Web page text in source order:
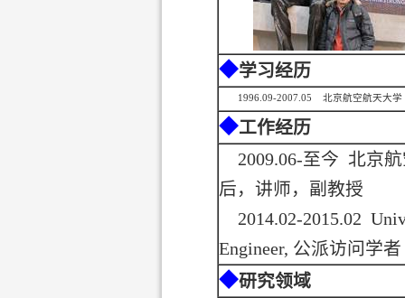
◆学习经历
1996.09-2007.05北京航空航天大
◆工作经历
2009.06-至今 北京
后，讲师，副教授
2014.02-2015.02
Engineer, 公派访问学者
◆研究领域